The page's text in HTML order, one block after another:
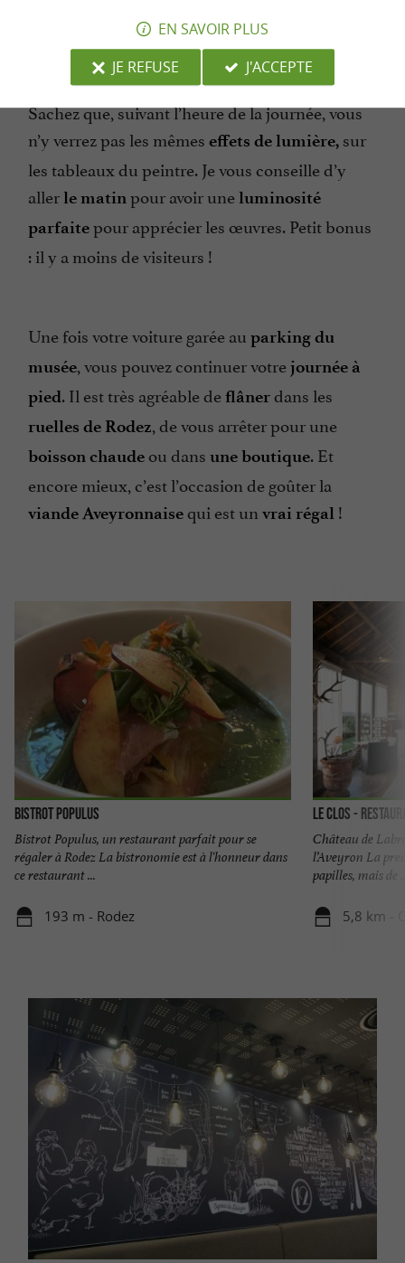
Sachez que, suivant l’heure de la journée, vous
n’y verrez pas les mêmes effets de lumière, sur
les tableaux du peintre. Je vous conseille d’y
allerle matinpour avoir uneluminosité
parfaitepour apprécier les œuvres. Petit bonus
: il y a moins de visiteurs !
Une fois votre voiture garée au parking du
musée, vous pouvez continuer votrejournée à
pied. Il est très agréable de flânerdans les
ruelles de Rodez, de vous arrêter pour une
boisson chaude ou dans une boutique. Et
encore mieux, c’est l’occasion de goûter la
viande Aveyronnaisequi est un vrai régal !
Bistrot Populus
Bistrot Populus, un restaurant parfait pour se
régaler à Rodez La bistronomie est à l'honneur dans
ce restaurant ...
193 m - Rodez
Le Clos -
Château de
l’Aveyron La
papilles, mais de
5,8 km -
EN SAVOIR PLUS
JE REFUSE
J'ACCEPTE